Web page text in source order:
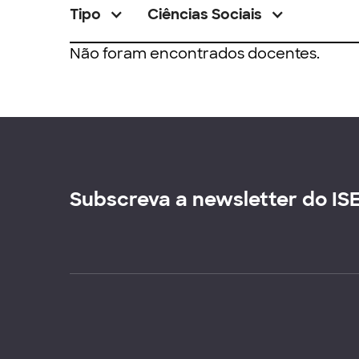
Tipo Ciências Sociais
Não foram encontrados docentes.
Subscreva a newsletter do